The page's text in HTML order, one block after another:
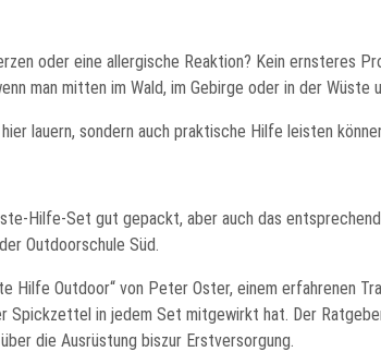
oder eine allergische Reaktion? Kein ernsteres
man mitten im Wald, im Gebirge oder in der Wüste
lauern, sondern auch praktische Hilfe leisten
Hilfe-Set gut gepackt, aber auch das
Outdoorschule Süd.
Hilfe Outdoor“ von Peter Oster, einem erfahrenen
Spickzettel in jedem Set mitgewirkt hat. Der
die Ausrüstung biszur Erstversorgung.